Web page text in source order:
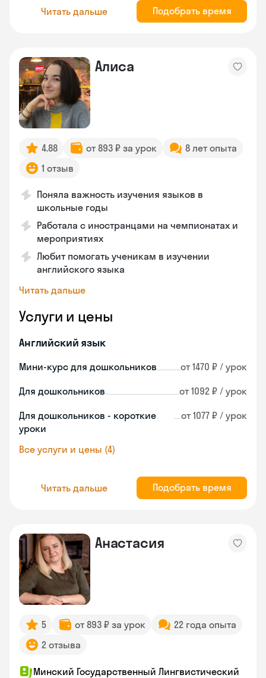
Читать дальше Подобрать время
Алиса
4.88 от 893 ₽ за урок
8 лет опыта
1 отзыв
Поняла важность изучения языков в
школьные годы
Работала с иностранцами на чемпионатах и
мероприятиях
Любит помогать ученикам в изучении
английского языка
Читать дальше
Услуги и цены
Английский язык
Мини-курс для дошкольников от 1470 ₽ / урок
Для дошкольников от 1092 ₽ / урок
Для дошкольников - короткие
уроки
от 1077 ₽ / урок
Все услуги и цены (4)
Читать дальше Подобрать время
Анастасия
5 от 893 ₽ за урок
22 года опыта
2 отзыва
Минский Государственный Лингвистический